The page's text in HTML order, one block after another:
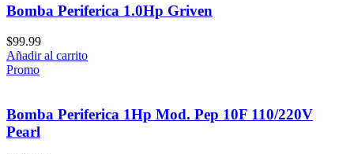
Bomba Periferica 1.0Hp Griven
$99.99
Añadir al carrito
Promo
Bomba Periferica 1Hp Mod. Pep 10F 110/220V
Pearl